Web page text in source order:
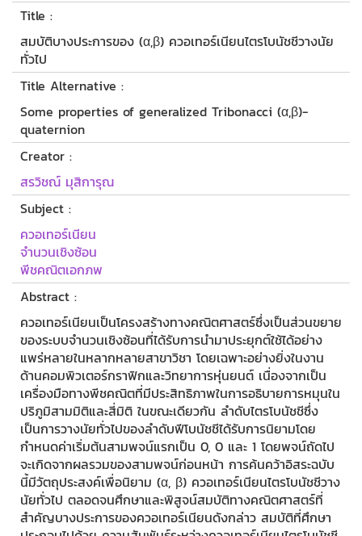
Title :
สมบัติบางประการของ (α,β) ควอเทอร์เนียนไตรโบนัชชีวางนัย
ทั่วไป
Title Alternative :
Some properties of generalized Tribonacci (α,β)-
quaternion
Creator :
สรวิชณ์ มุสิการุณ
Subject :
ควอเทอร์เนียน
จำนวนเชิงซ้อน
พีชคณิตเอกภพ
Abstract :
ควอเทอร์เนียนเป็นโครงสร้างทางคณิตศาสตร์ซึ่งเป็นส่วนขยาย
ของระบบจำนวนเชิงซ้อนที่ได้รับการนำมาประยุกต์ใช้ได้อย่าง
แพร่หลายในหลากหลายสาขาวิชา โดยเฉพาะอย่างยิ่งในงาน
ด้านคอมพิวเตอร์กราฟิกและวิทยาการหุ่นยนต์ เนื่องจากเป็น
เครื่องมือทางพีชคณิตที่มีประสิทธิภาพในการอธิบายการหมุนใน
ปริภูมิสามมิติและสี่มิติ ในขณะเดียวกัน ลำดับไตรโบนัชชีซึ่ง
เป็นการวางนัยทั่วไปของลำดับฟีโบนัชชีได้รับการนิยามโดย
กำหนดค่าเริ่มต้นสามพจน์แรกเป็น 0, 0 และ 1 โดยพจน์ถัดไป
จะเกิดจากผลรวมของสามพจน์ก่อนหน้า การค้นคว้าอิสระฉบับ
นี้มีวัตถุประสงค์เพื่อนิยาม (α, β) ควอเทอร์เนียนไตรโบนัชชีวาง
นัยทั่วไป ตลอดจนศึกษาและพิสูจน์สมบัติทางคณิตศาสตร์ที่
สำคัญบางประการของควอเทอร์เนียนดังกล่าว สมบัติที่ศึกษา